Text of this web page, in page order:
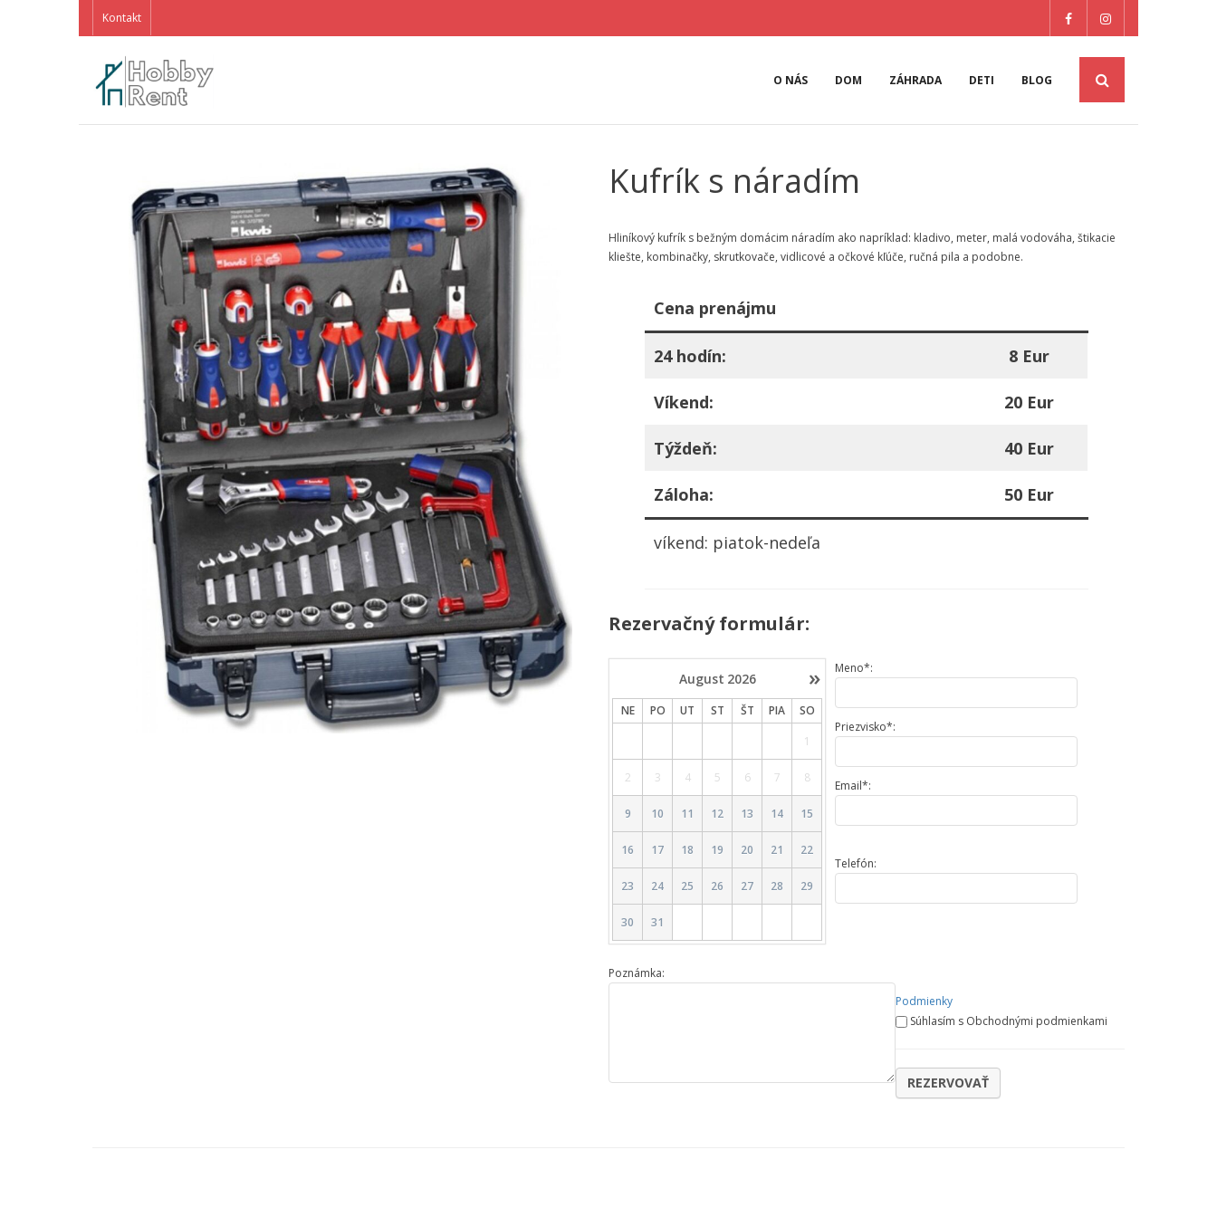
Kontakt
O NÁS DOM ZÁHRADA DETI BLOG
Kufrík s náradím
Hliníkový kufrík s bežným domácim náradím ako napríklad: kladivo, meter, malá vodováha, štikacie
kliešte, kombinačky, skrutkovače, vidlicové a očkové kľúče, ručná pila a podobne.
Cena prenájmu
24 hodín: 8 Eur
Víkend: 20 Eur
Týždeň: 40 Eur
Záloha: 50 Eur
víkend: piatok-nedeľa
Rezervačný formulár:
»
August 2026
NE PO UT ST ŠT PIA
SO
1
2 3 4 5 6 7 8
9 10 11 12 13 14 15
16 17 18 19 20 21 22
23 24 25 26 27 28 29
30 31
Meno*:
Priezvisko*:
Email*:
Telefón:
Poznámka:
Podmienky
Súhlasím s Obchodnými podmienkami